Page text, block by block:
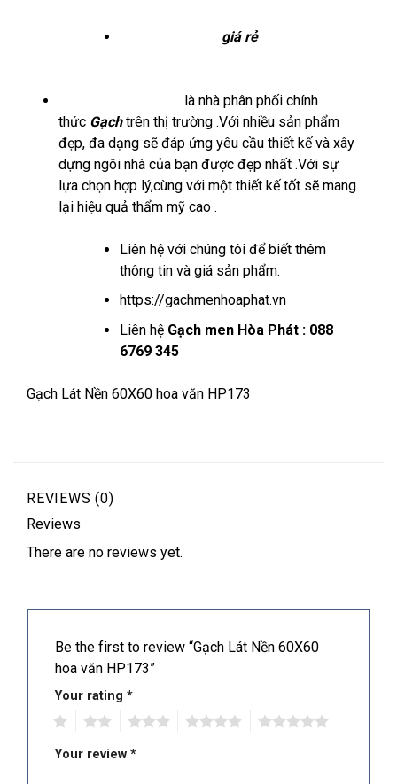
giá rẻ
là nhà phân phối chính
thức Gạch trên thị trường .Với nhiều sản phẩm
đẹp, đa dạng sẽ đáp ứng yêu cầu thiết kế và xây
dựng ngôi nhà của bạn được đẹp nhất .Với sự
lựa chọn hợp lý,cùng với một thiết kế tốt sẽ mang
lại hiệu quả thẩm mỹ cao .
Liên hệ với chúng tôi để biết thêm
thông tin và giá sản phẩm.
https://gachmenhoaphat.vn
Liên hệGạch men Hòa Phát : 088
6769 345
Gạch Lát Nền 60X60 hoa văn HP173
REVIEWS (0)
Reviews
There are no reviews yet.
Be the first to review “Gạch Lát Nền 60X60
hoa văn HP173”
Your rating *
Your review *